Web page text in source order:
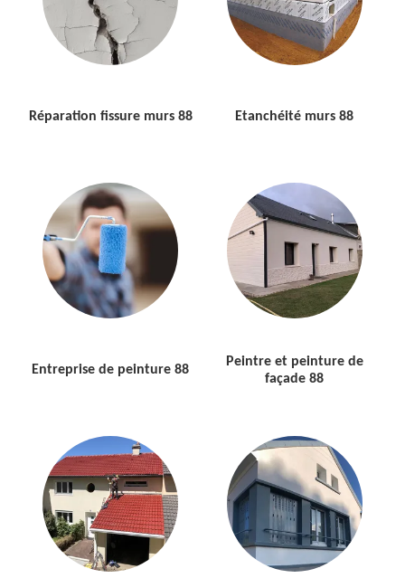
Réparation fissure murs 88 Etanchéité murs 88
Entreprise de peinture 88
Peintre et peinture de
façade 88